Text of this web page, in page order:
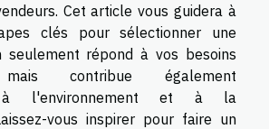
Cet article vous guidera à
clés pour sélectionner une
seulement répond à vos besoins
mais contribue également
à l'environnement et à la
vous inspirer pour faire un